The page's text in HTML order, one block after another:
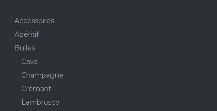
Accessoires
Apéritif
Bulles
Cava
Champagne
Crémant
Lambrusco